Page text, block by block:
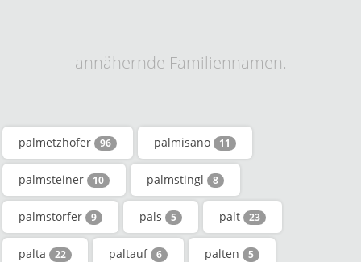
annähernde Familiennamen.
palmetzhofer 96 palmisano 11
palmsteiner 10 palmstingl 8
palmstorfer 9 pals 5 palt 23
palta 22 paltauf 6 palten 5